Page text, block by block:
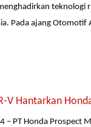
teknologi
Pada ajang Otomotif
V Hantarkan
– PT Honda Prospect